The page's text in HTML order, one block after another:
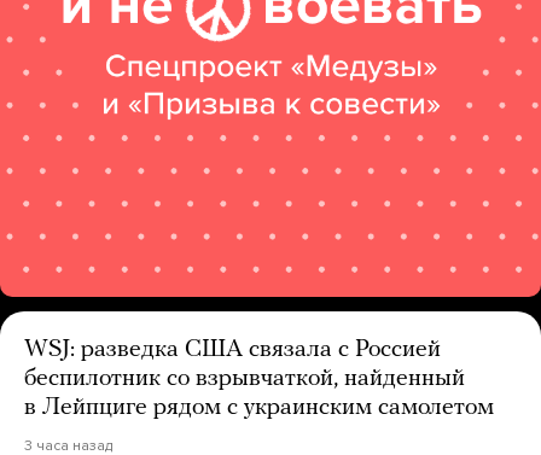
WSJ: разведка США связала с Россией
беспилотник со взрывчаткой, найденный
в Лейпциге рядом с украинским самолетом
3 часа назад